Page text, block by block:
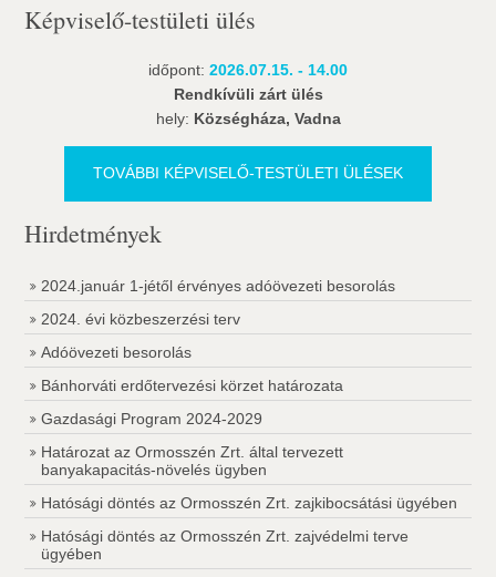
Képviselő-testületi ülés
időpont: 2026.07.15. - 14.00
Rendkívüli zárt ülés
hely: Községháza, Vadna
TOVÁBBI KÉPVISELŐ-TESTÜLETI ÜLÉSEK
Hirdetmények
2024.január 1-jétől érvényes adóövezeti besorolás
2024. évi közbeszerzési terv
Adóövezeti besorolás
Bánhorváti erdőtervezési körzet határozata
Gazdasági Program 2024-2029
Határozat az Ormosszén Zrt. által tervezett
banyakapacitás-növelés ügyben
Hatósági döntés az Ormosszén Zrt. zajkibocsátási ügyében
Hatósági döntés az Ormosszén Zrt. zajvédelmi terve
ügyében